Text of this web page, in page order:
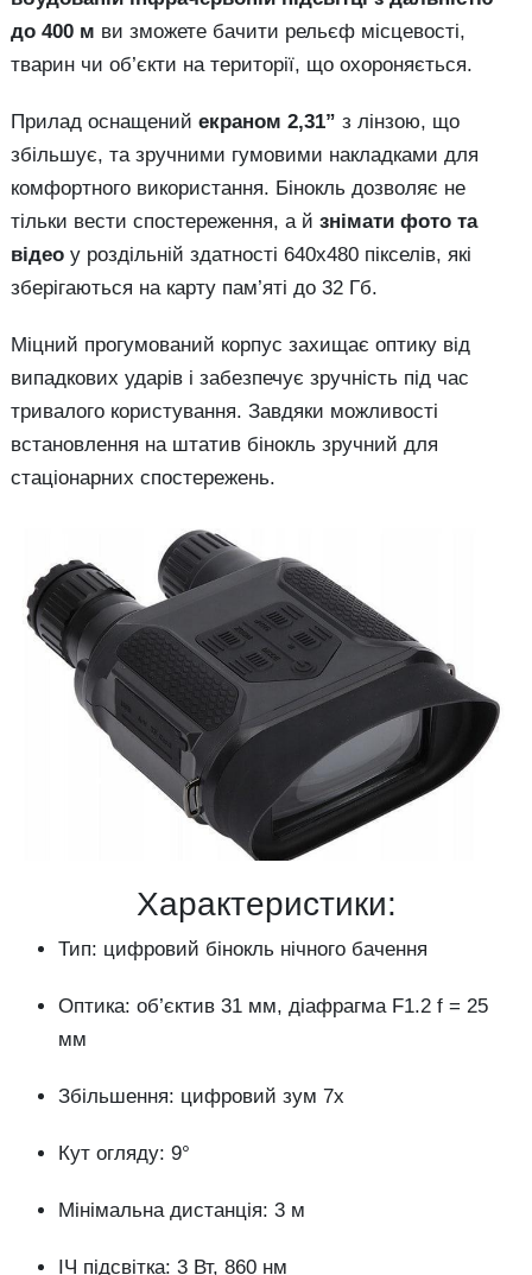
до 400 м ви зможете бачити рельєф місцевості,
тварин чи об’єкти на території, що охороняється.
Прилад оснащений екраном 2,31” з лінзою, що
збільшує, та зручними гумовими накладками для
комфортного використання. Бінокль дозволяє не
тільки вести спостереження, а й знімати фото та
відео у роздільній здатності 640х480 пікселів, які
зберігаються на карту пам’яті до 32 Гб.
Міцний прогумований корпус захищає оптику від
випадкових ударів і забезпечує зручність під час
тривалого користування. Завдяки можливості
встановлення на штатив бінокль зручний для
стаціонарних спостережень.
Характеристики:
Тип: цифровий бінокль нічного бачення
Оптика: об’єктив 31 мм, діафрагма F1.2 f = 25
мм
Збільшення: цифровий зум 7x
Кут огляду: 9°
Мінімальна дистанція: 3 м
ІЧ підсвітка: 3 Вт, 860 нм